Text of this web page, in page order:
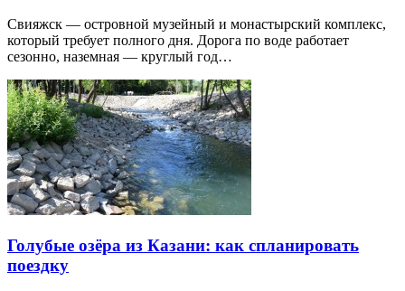
Свияжск — островной музейный и монастырский комплекс,
который требует полного дня. Дорога по воде работает
сезонно, наземная — круглый год…
Голубые озёра из Казани: как спланировать
поездку